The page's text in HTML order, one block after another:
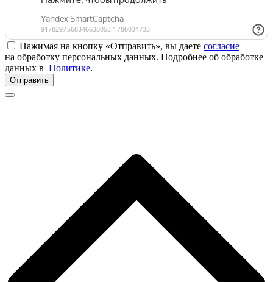
Нажимая на кнопку «Отправить», вы даете согласие
на обработку персональных данных. Подробнее об обработке
данных в Политике.
Отправить